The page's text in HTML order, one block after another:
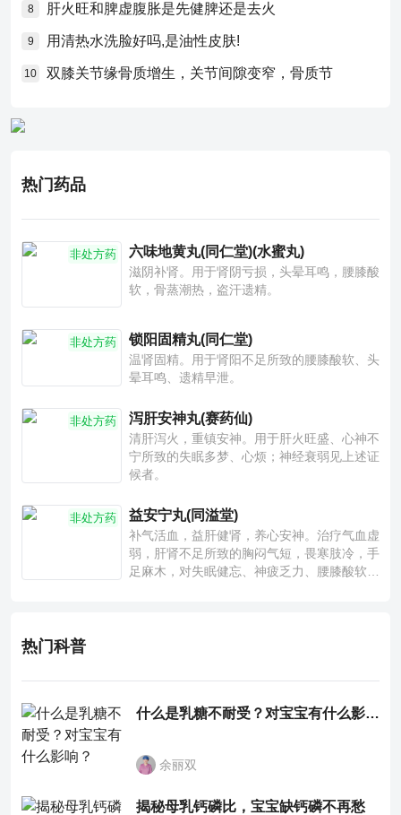
8 肝火旺和脾虚腹胀是先健脾还是去火
9 用清热水洗脸好吗,是油性皮肤!
10 双膝关节缘骨质增生，关节间隙变窄，骨质节
热门药品
非处方药 六味地黄丸(同仁堂)(水蜜丸)
滋阴补肾。用于肾阴亏损，头晕耳鸣，腰膝酸
软，骨蒸潮热，盗汗遗精。
非处方药 锁阳固精丸(同仁堂)
温肾固精。用于肾阳不足所致的腰膝酸软、头
晕耳鸣、遗精早泄。
非处方药 泻肝安神丸(赛药仙)
清肝泻火，重镇安神。用于肝火旺盛、心神不
宁所致的失眠多梦、心烦；神经衰弱见上述证
候者。
非处方药 益安宁丸(同溢堂)
补气活血，益肝健肾，养心安神。治疗气血虚
弱，肝肾不足所致的胸闷气短，畏寒肢冷，手
足麻木，对失眠健忘、神疲乏力、腰膝酸软也
热门科普
什么是乳糖不耐受？对宝宝有什么影响？
余丽双
揭秘母乳钙磷比，宝宝缺钙磷不再愁